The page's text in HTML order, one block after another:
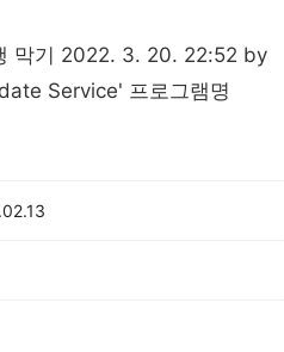
막기 2022. 3. 20. 22:52 by
Service' 프로그램명